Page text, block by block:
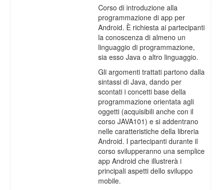
Corso di introduzione alla
programmazione di app per
Android. È richiesta ai partecipanti
la conoscenza di almeno un
linguaggio di programmazione,
sia esso Java o altro linguaggio.
Gli argomenti trattati partono dalla
sintassi di Java, dando per
scontati i concetti base della
programmazione orientata agli
oggetti (acquisibili anche con il
corso JAVA101) e si addentrano
nelle caratteristiche della libreria
Android. I partecipanti durante il
corso svilupperanno una semplice
app Android che illustrerà i
principali aspetti dello sviluppo
mobile.